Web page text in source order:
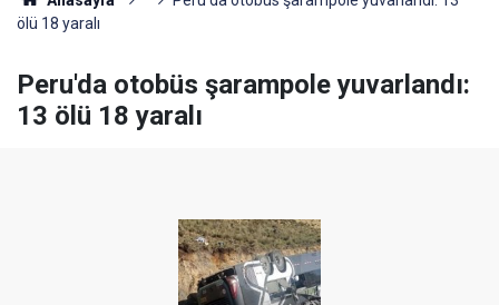
ölü 18 yaralı
Peru'da otobüs şarampole yuvarlandı:
13 ölü 18 yaralı